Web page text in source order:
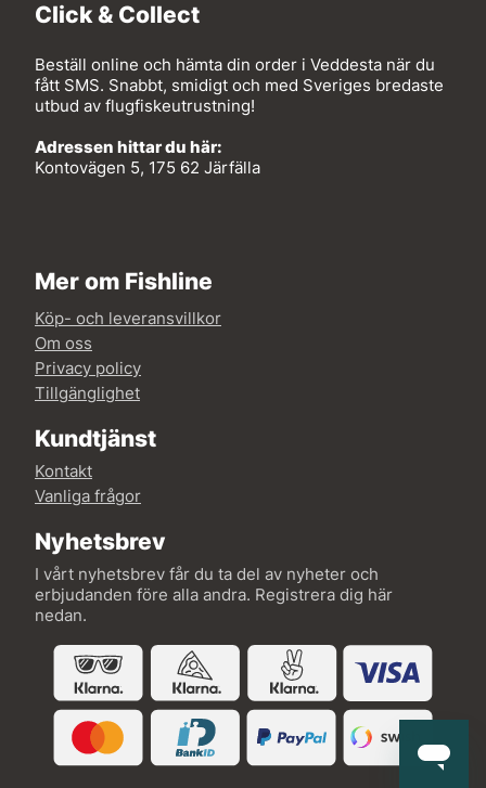
Click & Collect
Beställ online och hämta din order i Veddesta när du
fått SMS. Snabbt, smidigt och med Sveriges bredaste
utbud av flugfiskeutrustning!
Adressen hittar du här:
Kontovägen 5, 175 62 Järfälla
Mer om Fishline
Köp- och leveransvillkor
Om oss
Privacy policy
Tillgänglighet
Kundtjänst
Kontakt
Vanliga frågor
Nyhetsbrev
I vårt nyhetsbrev får du ta del av nyheter och
erbjudanden före alla andra. Registrera dig här
nedan.